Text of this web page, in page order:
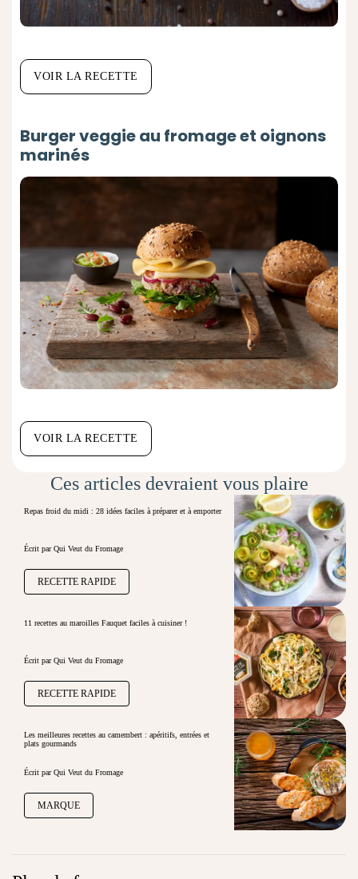
VOIR LA RECETTE
Burger veggie au fromage et oignons
marinés
VOIR LA RECETTE
Ces articles devraient vous plaire
Repas froid du midi : 28 idées faciles à préparer et à emporter
Écrit par Qui Veut du Fromage
RECETTE RAPIDE
11 recettes au maroilles Fauquet faciles à cuisiner !
Écrit par Qui Veut du Fromage
RECETTE RAPIDE
Les meilleures recettes au camembert : apéritifs, entrées et
plats gourmands
Écrit par Qui Veut du Fromage
MARQUE